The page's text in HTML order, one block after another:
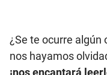
¿Se te ocurre algún
nos hayamos
¡nos encantará